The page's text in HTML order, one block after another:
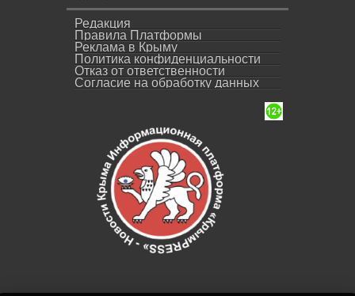
Редакция
Правила Платформы
Реклама в Крыму
Политика конфиденциальности
Отказ от ответственности
Согласие на обработку данных